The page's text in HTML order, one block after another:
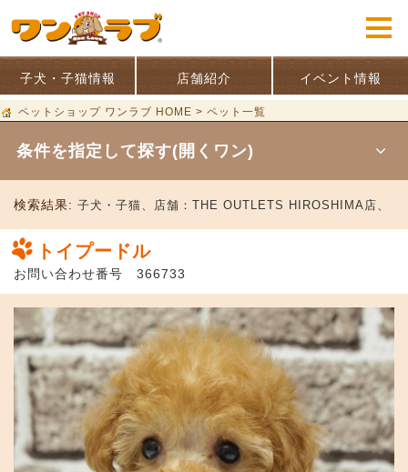
子犬・子猫情報 店舗紹介 イベント情報
ペットショップ ワンラブ HOME > ペット一覧
条件を指定して探す(開くワン)
検索結果: 子犬・子猫、 店舗： THE OUTLETS HIROSHIMA店、
トイプードル
お問い合わせ番号 366733